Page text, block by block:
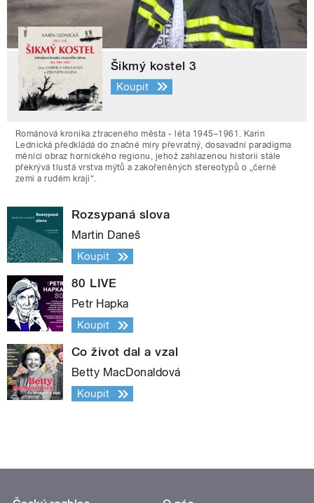
Šikmý kostel 3
Koupit
Románová kronika ztraceného města - léta 1945–1961. Karin
Lednická předkládá do značné míry převratný, dosavadní paradigma
měnící obraz hornického regionu, jehož zahlazenou historii stále
překrývá tlustá vrstva mýtů a zakořeněných stereotypů o „černé
zemi a rudém kraji“.
Rozsypaná slova
Martin Daneš
Koupit
80 LIVE
Petr Hapka
Koupit
Co život dal a vzal
Betty MacDonaldová
Koupit